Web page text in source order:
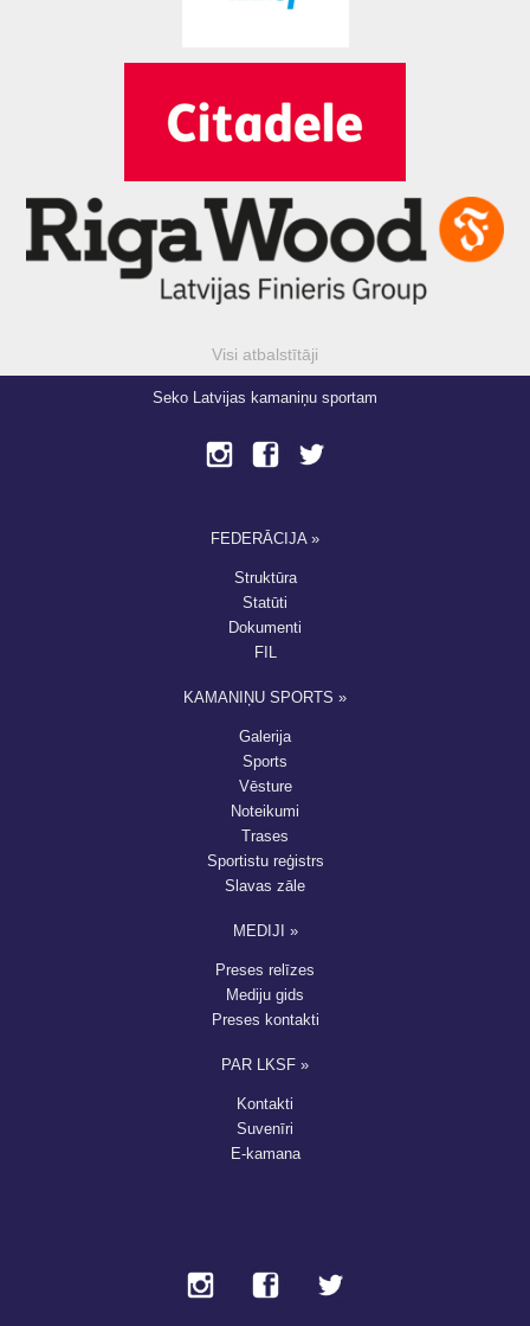
Visi atbalstītāji
Seko Latvijas kamaniņu sportam
FEDERĀCIJA »
Struktūra
Statūti
Dokumenti
FIL
KAMANIŅU SPORTS »
Galerija
Sports
Vēsture
Noteikumi
Trases
Sportistu reģistrs
Slavas zāle
MEDIJI »
Preses relīzes
Mediju gids
Preses kontakti
PAR LKSF »
Kontakti
Suvenīri
E-kamana